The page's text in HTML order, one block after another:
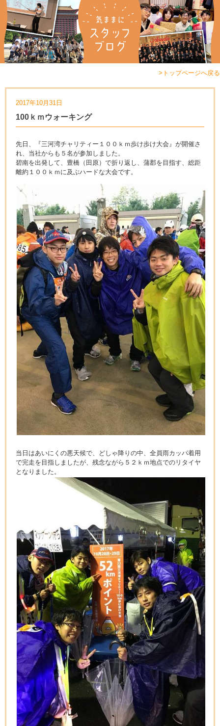
>トップページへ戻る
2017年10月31日
100ｋｍウォーキング
先日、『三河湾チャリティー１００ｋｍ歩け歩け大会』が開催さ
れ、当社からも５名が参加しました。
碧南を出発して、豊橋（田原）で折り返し、蒲郡を目指す、総距
離約１００ｋｍに及ぶハードな大会です。
当日はあいにくの悪天候で、どしゃ降りの中、全員雨カッパ着用
で完走を目指しましたが、残念ながら５２ｋｍ地点でのリタイヤ
となりました。